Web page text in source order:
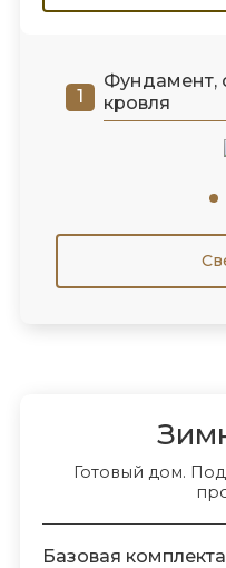
Фундамент,
кровля
Готовый дом.
Базовая